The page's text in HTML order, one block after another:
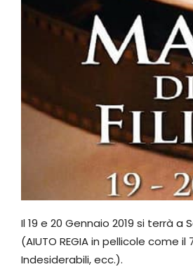
Il 19 e 20 Gennaio 2019 si terrà a
(AIUTO REGIA in pellicole come
Indesiderabili, ecc.).